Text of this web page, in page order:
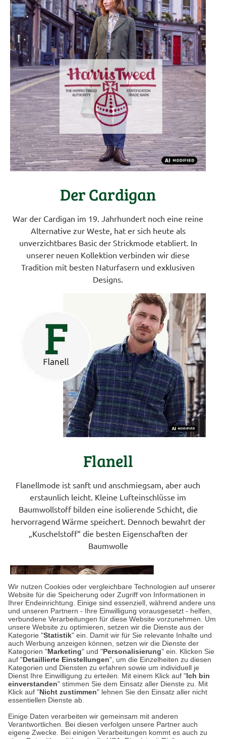
Wir nutzen Cookies oder vergleichbare Technologien auf unserer
Website für die Speicherung oder Zugriff von Informationen in
Ihrer Endeinrichtung. Einige sind essenziell, während andere uns
und unseren Partnern - Ihre Einwilligung vorausgesetzt - helfen,
verbundene Verarbeitungen für diese Website vorzunehmen. Um
unsere Website zu optimieren, setzen wir die Dienste aus der
Kategorie "Statistik" ein. Damit wir für Sie relevante Inhalte und
auch Werbung anzeigen können, setzen wir die Dienste der
Kategorien "Marketing" und "Personalisierung" ein. Klicken Sie
auf "Detaillierte Einstellungen", um die Einzelheiten zu diesen
Kategorien und Diensten zu erfahren sowie um individuell je
Dienst Ihre Einwilligung zu erteilen. Mit einem Klick auf "Ich bin
einverstanden" stimmen Sie dem Einsatz aller Dienste zu. Mit
Klick auf "Nicht zustimmen" lehnen Sie den Einsatz aller nicht
essentiellen Dienste ab.
Einige Daten verarbeiten wir gemeinsam mit anderen
Verantwortlichen. Bei diesen verfolgen unsere Partner auch
eigene Zwecke. Bei einigen Verarbeitungen kommt es auch zu
Der Cardigan
War der Cardigan im 19. Jahrhundert noch eine reine
Alternative zur Weste, hat er sich heute als
unverzichtbares Basic der Strickmode etabliert. In
unserer neuen Kollektion verbinden wir diese
Tradition mit besten Naturfasern und exklusiven
Designs.
Flanell
Flanellmode ist sanft und anschmiegsam, aber auch
erstaunlich leicht. Kleine Lufteinschlüsse im
Baumwollstoff bilden eine isolierende Schicht, die
hervorragend Wärme speichert. Dennoch bewahrt der
„Kuschelstoff“ die besten Eigenschaften der
Baumwolle
Datenschutz